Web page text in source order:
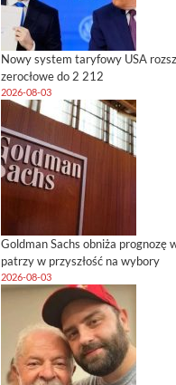
Nowy system taryfowy USA
zerocłowe do 2 212
2026-08-03
Goldman Sachs obniża prognozę
patrzy w przyszłość na wybory
2026-08-03